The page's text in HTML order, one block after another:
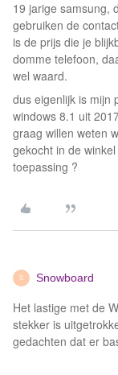
19 jarige samsung,
gebruiken de
is de prijs die je
domme telefoon,
wel waard.
dus eigenlijk is mijn
windows 8.1 uit
graag willen weten
gekocht in de
toepassing ?
S Snowboard
Het lastige met de
stekker is
gedachten dat er